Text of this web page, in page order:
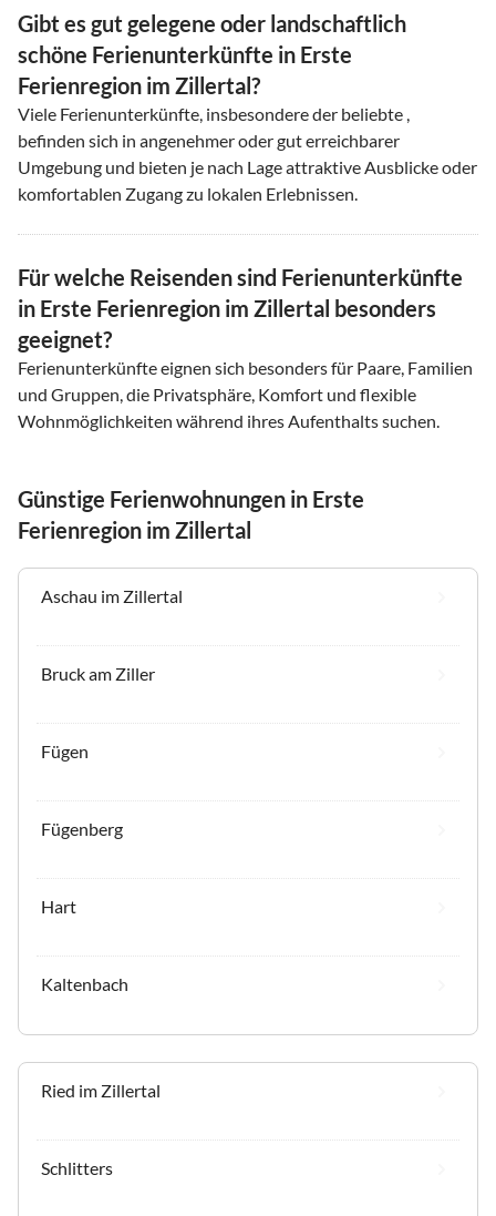
Gibt es gut gelegene oder landschaftlich
schöne Ferienunterkünfte in Erste
Ferienregion im Zillertal?
Viele Ferienunterkünfte, insbesondere der beliebte ,
befinden sich in angenehmer oder gut erreichbarer
Umgebung und bieten je nach Lage attraktive Ausblicke oder
komfortablen Zugang zu lokalen Erlebnissen.
Für welche Reisenden sind Ferienunterkünfte
in Erste Ferienregion im Zillertal besonders
geeignet?
Ferienunterkünfte eignen sich besonders für Paare, Familien
und Gruppen, die Privatsphäre, Komfort und flexible
Wohnmöglichkeiten während ihres Aufenthalts suchen.
Günstige Ferienwohnungen in Erste
Ferienregion im Zillertal
Aschau im Zillertal
Bruck am Ziller
Fügen
Fügenberg
Hart
Kaltenbach
Ried im Zillertal
Schlitters